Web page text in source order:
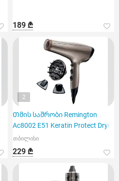
189 ₾
2
Თმის საშრობი Remington
Ac8002 E51 Keratin Protect Dryer
თბილისი
229 ₾